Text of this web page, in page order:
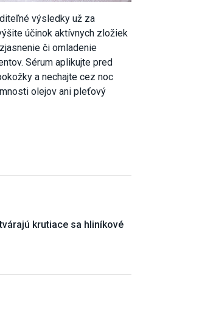
výsledky už za
účinok aktívnych zložiek
či omladenie
Sérum aplikujte pred
a nechajte cez noc
olejov ani pleťový
krutiace sa hliníkové